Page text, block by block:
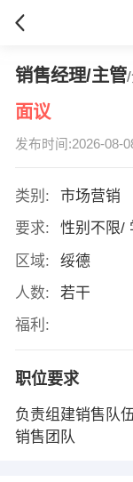
销售经理/主管
面议
发布时间:2026-08-
类别:
市场营销
要求:
性别不限/
区域:
绥德
人数:
若干
福利:
职位要求
负责组建销售队
销售团队